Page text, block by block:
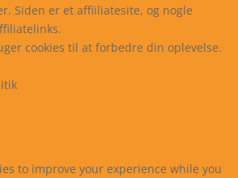
Siden er et affiiliatesite, og nogle
cookies til at forbedre din oplevelse.
to improve your experience while you